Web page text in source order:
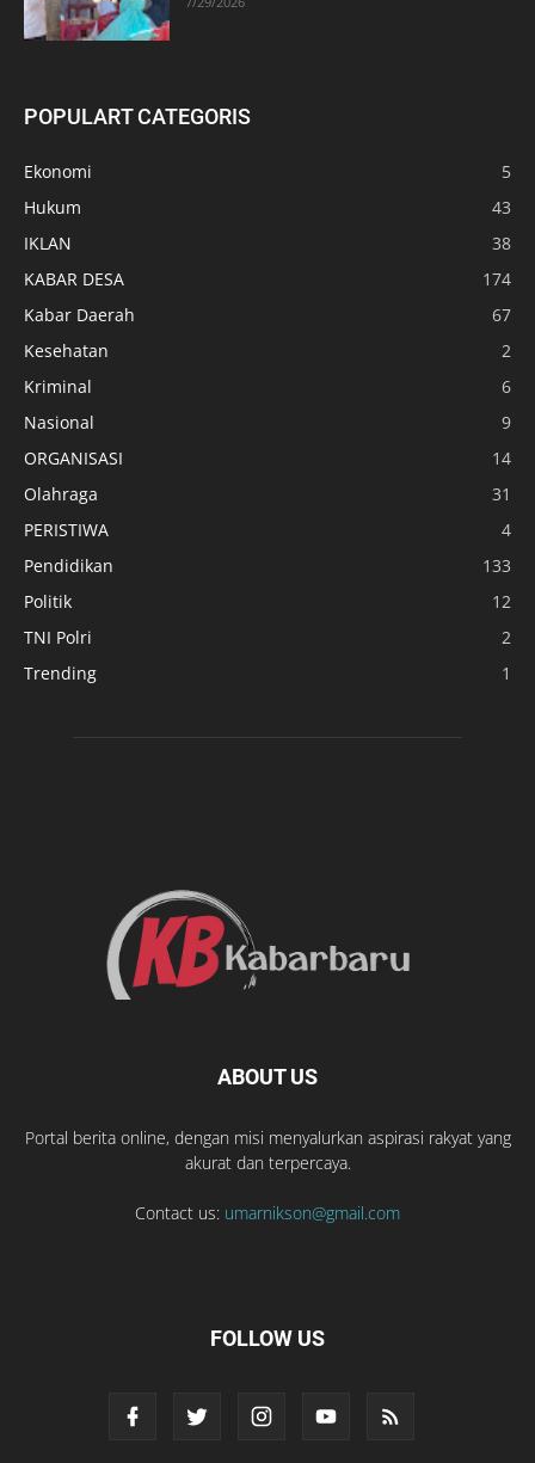
POPULART CATEGORIS
Ekonomi
5
Hukum
43
IKLAN
38
KABAR DESA
174
Kabar Daerah
67
Kesehatan
2
Kriminal
6
Nasional
9
ORGANISASI
14
Olahraga
31
PERISTIWA
4
Pendidikan
133
Politik
12
TNI Polri
2
Trending
1
ABOUT US
Portal berita online, dengan misi menyalurkan aspirasi rakyat yang
akurat dan terpercaya.
Contact us: umarnikson@gmail.com
FOLLOW US